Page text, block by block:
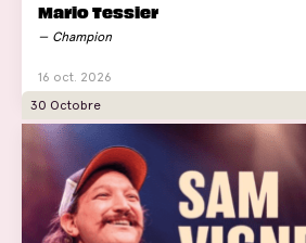
Mario Tessier
Champion
16 oct. 2026
30 Octobre